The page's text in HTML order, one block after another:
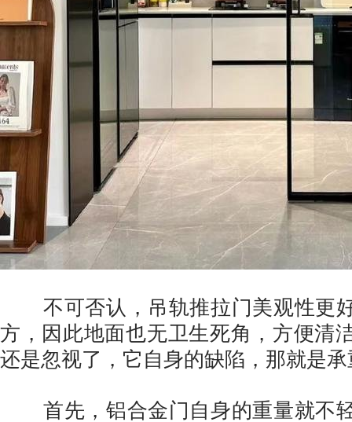
不可否认，吊轨推拉门美观性更
方，因此地面也无卫生死角，方便清
还是忽视了，它自身的缺陷，那就是
首先，铝合金门自身的重量就不